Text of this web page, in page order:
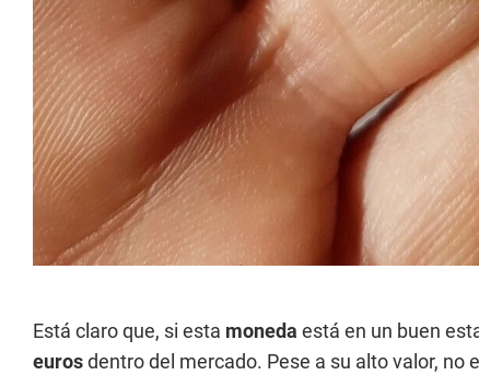
Está claro que, si esta moneda está en un buen
eurosdentro del mercado. Pese a su alto valor,